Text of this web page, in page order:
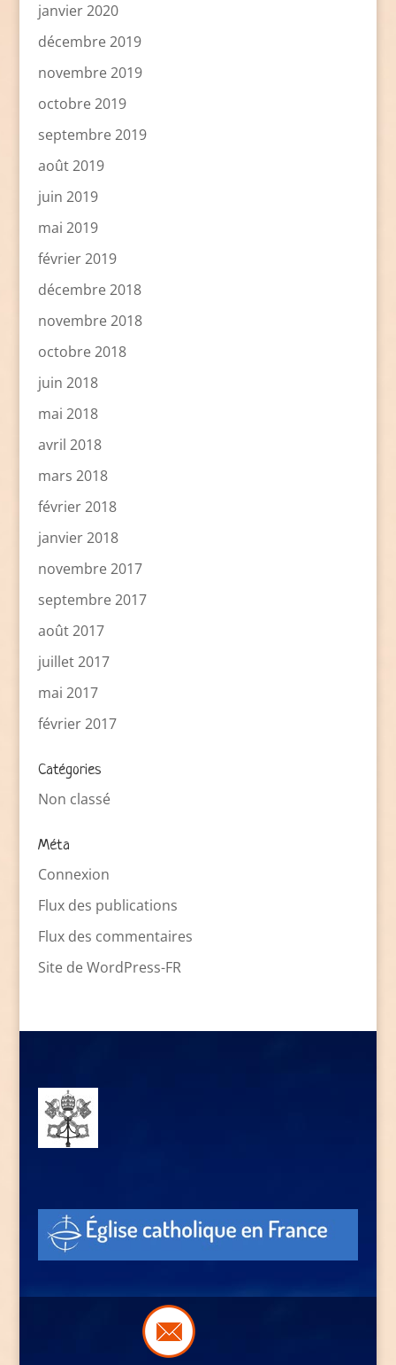
janvier 2020
décembre 2019
novembre 2019
octobre 2019
septembre 2019
août 2019
juin 2019
mai 2019
février 2019
décembre 2018
novembre 2018
octobre 2018
juin 2018
mai 2018
avril 2018
mars 2018
février 2018
janvier 2018
novembre 2017
septembre 2017
août 2017
juillet 2017
mai 2017
février 2017
Catégories
Non classé
Méta
Connexion
Flux des publications
Flux des commentaires
Site de WordPress-FR